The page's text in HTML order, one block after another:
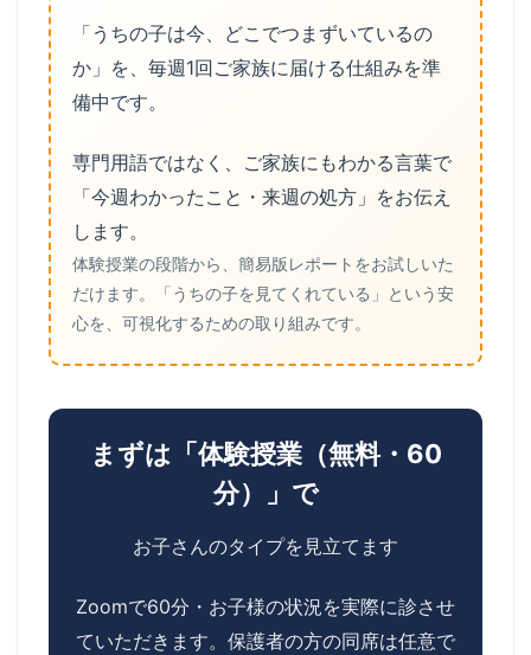
「うちの子は今、どこでつまずいているの
か」を、毎週1回ご家族に届ける仕組みを準
備中です。
専門用語ではなく、ご家族にもわかる言葉で
「今週わかったこと・来週の処方」をお伝え
します。
体験授業の段階から、簡易版レポートをお試しいた
だけます。「うちの子を見てくれている」という安
心を、可視化するための取り組みです。
まずは「体験授業（無料・60
分）」で
お子さんのタイプを見立てます
Zoomで60分・お子様の状況を実際に診させ
ていただきます。保護者の方の同席は任意で